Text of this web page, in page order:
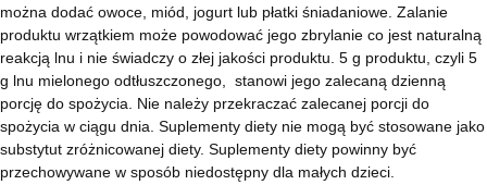
można dodać owoce, miód, jogurt lub płatki śniadaniowe. Zalanie
produktu wrzątkiem może powodować jego zbrylanie co jest naturalną
reakcją lnu i nie świadczy o złej jakości produktu. 5 g produktu, czyli 5
g lnu mielonego odtłuszczonego, stanowi jego zalecaną dzienną
porcję do spożycia. Nie należy przekraczać zalecanej porcji do
spożycia w ciągu dnia. Suplementy diety nie mogą być stosowane jako
substytut zróżnicowanej diety. Suplementy diety powinny być
przechowywane w sposób niedostępny dla małych dzieci.